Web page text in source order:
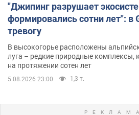
"Джипинг разрушает
формировались сотни лет": в
тревогу
В высокогорье расположены
луга – редкие природные комплексы,
на протяжении сотен лет
5.08.2026 23:00 1,3 т.